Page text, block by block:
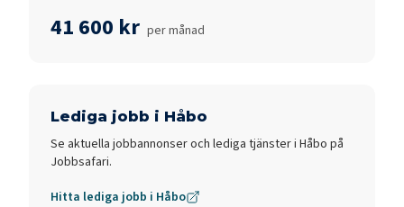
41 600 kr per månad
Lediga jobb i Håbo
Se aktuella jobbannonser och lediga tjänster i Håbo på
Jobbsafari.
Hitta lediga jobb i Håbo